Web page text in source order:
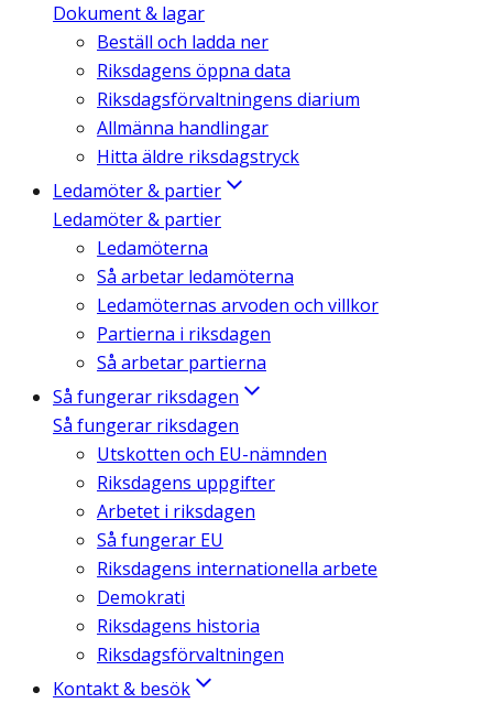
Dokument & lagar
Beställ och ladda ner
Riksdagens öppna data
Riksdagsförvaltningens diarium
Allmänna handlingar
Hitta äldre riksdagstryck
Ledamöter & partier
Ledamöter & partier
Ledamöterna
Så arbetar ledamöterna
Ledamöternas arvoden och villkor
Partierna i riksdagen
Så arbetar partierna
Så fungerar riksdagen
Så fungerar riksdagen
Utskotten och EU-nämnden
Riksdagens uppgifter
Arbetet i riksdagen
Så fungerar EU
Riksdagens internationella arbete
Demokrati
Riksdagens historia
Riksdagsförvaltningen
Kontakt & besök